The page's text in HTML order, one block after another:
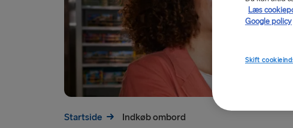
Startside Indkøb ombord
Læs
Google policy
Skift